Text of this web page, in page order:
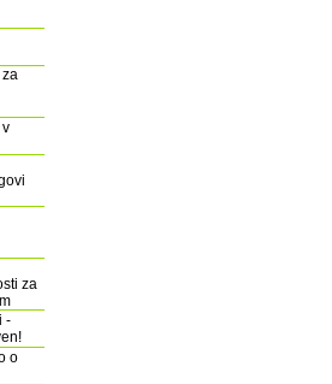
za
v
za
-
o